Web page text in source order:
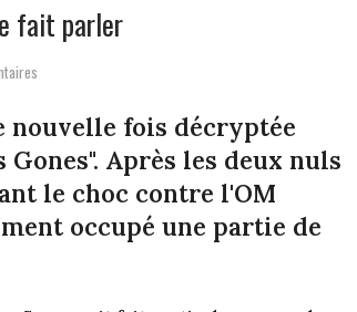
fait parler
nouvelle fois décryptée
Après les deux nuls
le choc contre l'OM
occupé une partie de